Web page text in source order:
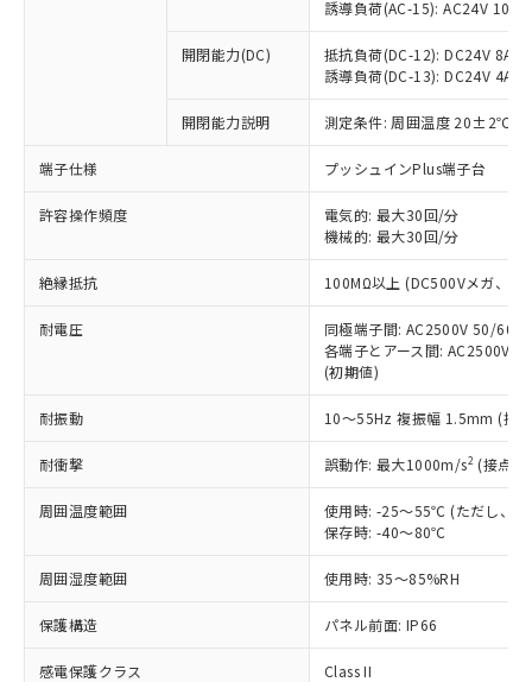
誘導負荷(AC-15): AC24V
開閉能力(DC)
抵抗負荷(DC-12): DC24V 8A/
誘導負荷(DC-13): DC24V 4A/
開閉能力説明 測定条件: 周囲温度 20±2℃、
端子仕様 プッシュインPlus端子台
許容操作頻度
電気的: 最大30回/分
機械的: 最大30回/分
絶縁抵抗 100MΩ以上 (DC500Vメガ、点
耐電圧
同極端子間: AC2500V 50/
各端子とアース間: AC2500V
(初期値)
耐振動 10～55Hz 複振幅 1.5mm (接
耐衝撃 誤動作: 最大1000m/s2 (接点
周囲温度範囲
使用時: -25～55℃ (ただし、氷
保存時: -40～80℃
周囲湿度範囲 使用時: 35～85%RH
保護構造 パネル前面: IP66
感電保護クラス Class II
本サービスの対象外となる商品もある
在庫状況および標準価格照会結果は、
記載している更新日時点での社内デー
タに基づき作成されるものであり、閲
覧された時点での実際の在庫および標
準価格とは異なる場合があることをご
正式な納期状況および標準価格はお客
様のお取引先、またはお客様担当のオ
ムロン制御機器販売店・当社販売員に
販売ネットワーク
」をご確認
在庫状況および標準価格結果を当社の
事前の承諾なく第三者に漏洩または開
示しないようお願いします。
マイパーツ機能（部品リスト作成サー
ビス）をご利用いただくには、I-Web
メンバーズにご登録されている必要が
登録された部品リストについて、当社
および当社の共同利用者が、当社の製
品・サービスに関するお客様との取
引・商談に必要な範囲で利用すること
いたものが、含有品と判明した場合などや
むを得ず変更することがあります。
鉛(Pb) 1000ppm以下、 水銀(Hg) 1000ppm以下、 カド
類(PBB) 1000ppm以下、ポリ臭化ジフェニルエーテル類
(PBDE) 1000ppm以下、フタル酸ビス(2-エチルヘキシ
ル) (DEHP)(別名：DOP) 1000ppm以下、フタル酸ブチ
ルベンジル（BBP） 1000ppm以下、フタル酸ジブチル
（DBP） 1000ppm以下、フタル酸ジイソブチル
但し、RoHS指令で産業用監視および制御機器に対する
図的な使用がないことを確認しています。
部品在庫の切り替え状況などにより、予定
月が前後することがあります。
※3 非含有証明書ダウンロード
下記の非含有証明書をダウンロードするこ
基準値を超えていることを示します。
「－」：未確認です。当社販売部門へお問
*中国RoHS10物質の基準値 (GB/T26572)：
Pb(鉛) :1000ppm、 Hg(水銀) : 1000ppm、 Cd(カドミウ
ム) : 100ppm、
Cr(Ⅵ)(六価クロム) : 1000ppm、 PBBs(ポリ臭化ビフェ
ニル類) : 1000ppm、 PBDEs(ポリ臭化ジフェニルエーテ
ル類) : 1000ppm、
DBP(フタル酸ジブチル) : 1000ppm、 DIBP(フタル酸ジ
イソブチル) : 1000ppm、 BBP(フタル酸ブチルベンジ
DEHP(フタル酸ビス(2-エチルヘキシル)) : 1000ppm
準値以下であることを示します。
「10」：通常の使用状況下において有害物
質が外部に漏えいし、環境に深刻な影響を
及ぼさない年数を意味します。
「－」：未確認です。当社販売部門へお問
当社は、これら貴社製品のうち、外国
為替および外国貿易法に定める商品
（以下｢規制貨物等」という）を輸出
国政府の輸出許可(または役務取引許
可)を取得するなどの必要な手続きを
当社は規制貨物を破棄する場合は、完
全に破砕するなど、違法に輸出されな
いよう必要な手段を講じます。
当社は貴社製品を、核兵器、ミサイ
ル、化学兵器、生物兵器またはその他
武器並びにこれらの製造装置等に一切
当社は、貴社製品を第三者に販売する
場合は、上記1、2および3の内容を当
該第三者に通知します。また当社は、
販売先および販売に係わる関係者が違
法に輸出するおそれがある場合は、取
り引きをいたしません。
説明
一定数以上の在庫あり
一定数には満たないが在庫あり
在庫なし(最新の在庫状況につ
いては、お客様のお取引先、ま
たはお客様担当のオムロン制御
機器販売店・当社販売員にご確
受注生産機種、また在庫状況の
情報を公開していない機種